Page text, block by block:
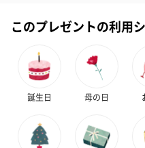
す。
このプレゼントの利用
誕生日 母の日